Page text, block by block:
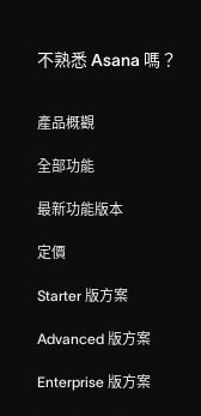
不熟悉 Asana 嗎？
產品概觀
全部功能
最新功能版本
定價
Starter 版方案
Advanced 版方案
Enterprise 版方案